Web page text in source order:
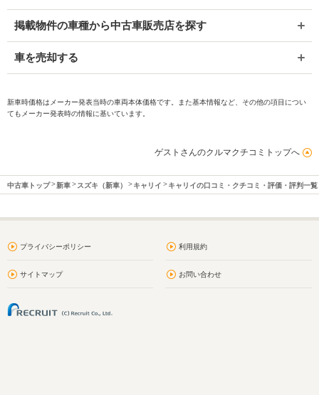
掲載物件の車種から中古車販売店を探す
車を売却する
新車時価格はメーカー発表当時の車両本体価格です。また基本情報など、その他の項目につい
てもメーカー発表時の情報に基いています。
ゲストさんのクルマクチコミトップへ
中古車トップ 新車 スズキ（新車） キャリイ キャリイの口コミ・クチコミ・評価・評判一覧
プライバシーポリシー 利用規約
サイトマップ お問い合わせ